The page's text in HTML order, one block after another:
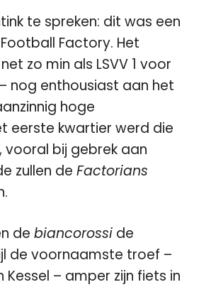
te spreken: dit was een
Factory. Het
zo min als LSVV 1 voor
nog enthousiast aan het
hoge
eerste kwartier werd die
vooral bij gebrek aan
zullen de Factorians
de biancorossi de
de voornaamste troef –
– amper zijn fiets in